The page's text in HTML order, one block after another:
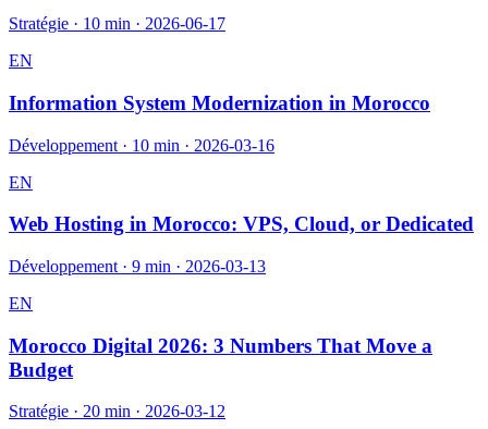
Stratégie · 10 min · 2026-06-17
EN
Information System Modernization in Morocco
Développement · 10 min · 2026-03-16
EN
Web Hosting in Morocco: VPS, Cloud, or Dedicated
Développement · 9 min · 2026-03-13
EN
Morocco Digital 2026: 3 Numbers That Move a
Budget
Stratégie · 20 min · 2026-03-12